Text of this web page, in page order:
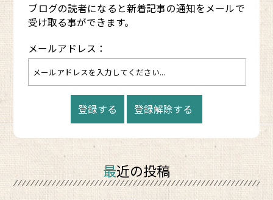
ブログの読者になると新着記事の通知をメールで
受け取る事ができます。
メールアドレス：
最近の投稿